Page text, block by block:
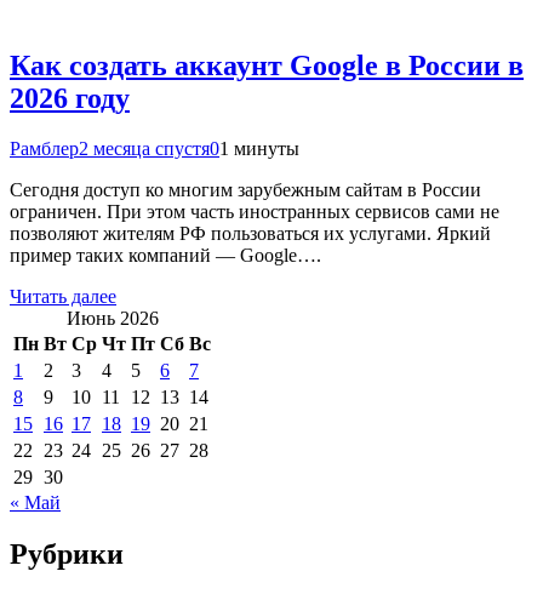
Как создать аккаунт Google в России в
2026 году
Рамблер2 месяца спустя01 минуты
Сегодня доступ ко многим зарубежным сайтам в России
ограничен. При этом часть иностранных сервисов сами не
позволяют жителям РФ пользоваться их услугами. Яркий
пример таких компаний — Google….
Читать далее
Июнь 2026
Пн Вт Ср Чт Пт Сб Вс
1
2 3 4 5 6
7
8
9 10 11 12 13 14
15 16 17 18 19 20 21
22 23 24 25 26 27 28
29 30
« Май
Рубрики